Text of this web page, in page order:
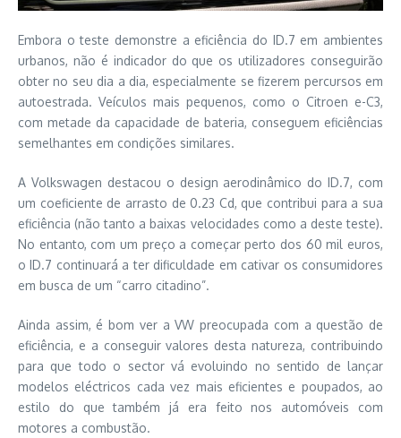
Embora o teste demonstre a eficiência do ID.7 em ambientes
urbanos, não é indicador do que os utilizadores conseguirão
obter no seu dia a dia, especialmente se fizerem percursos em
autoestrada. Veículos mais pequenos, como o Citroen e-C3,
com metade da capacidade de bateria, conseguem eficiências
semelhantes em condições similares.
A Volkswagen destacou o design aerodinâmico do ID.7, com
um coeficiente de arrasto de 0.23 Cd, que contribui para a sua
eficiência (não tanto a baixas velocidades como a deste teste).
No entanto, com um preço a começar perto dos 60 mil euros,
o ID.7 continuará a ter dificuldade em cativar os consumidores
em busca de um “carro citadino”.
Ainda assim, é bom ver a VW preocupada com a questão de
eficiência, e a conseguir valores desta natureza, contribuindo
para que todo o sector vá evoluindo no sentido de lançar
modelos eléctricos cada vez mais eficientes e poupados, ao
estilo do que também já era feito nos automóveis com
motores a combustão.